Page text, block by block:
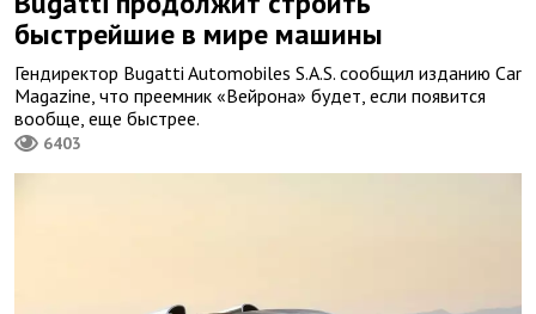
быстрейшие в мире машины
Гендиректор Bugatti Automobiles S.A.S. сообщил изданию Car
Magazine, что преемник «Вейрона» будет, если появится
вообще, еще быстрее.
6403